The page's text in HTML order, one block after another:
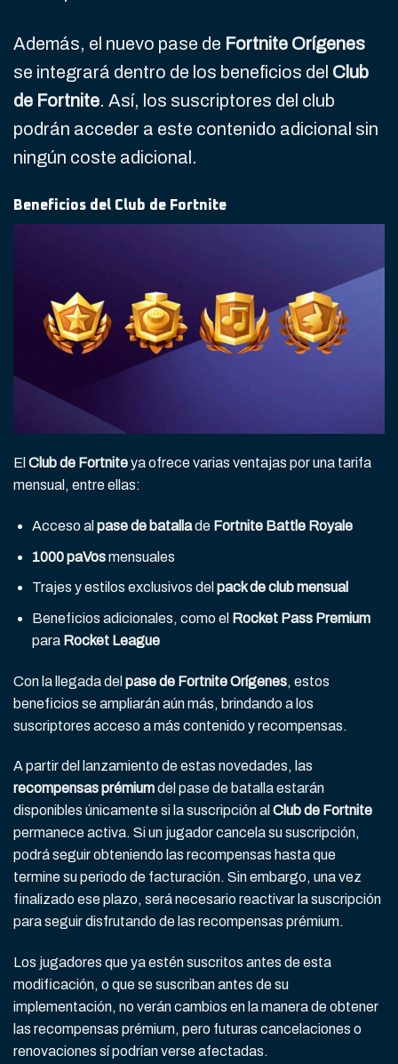
Además, el nuevo pase de Fortnite Orígenes
se integrará dentro de los beneficios del Club
de Fortnite. Así, los suscriptores del club
podrán acceder a este contenido adicional sin
ningún coste adicional.
Beneficios del Club de Fortnite
El Club de Fortniteya ofrece varias ventajas por una tarifa
mensual, entre ellas:
Acceso al pase de batallade Fortnite Battle Royale
1000 paVosmensuales
Trajes y estilos exclusivos del pack de club mensual
Beneficios adicionales, como el Rocket Pass Premium
para Rocket League
Con la llegada del pase de Fortnite Orígenes, estos
beneficios se ampliarán aún más, brindando a los
suscriptores acceso a más contenido y recompensas.
A partir del lanzamiento de estas novedades, las
recompensas prémiumdel pase de batalla estarán
disponibles únicamente si la suscripción al Club de Fortnite
permanece activa. Si un jugador cancela su suscripción,
podrá seguir obteniendo las recompensas hasta que
termine su periodo de facturación. Sin embargo, una vez
finalizado ese plazo, será necesario reactivar la suscripción
para seguir disfrutando de las recompensas prémium.
Los jugadores que ya estén suscritos antes de esta
modificación, o que se suscriban antes de su
implementación, no verán cambios en la manera de obtener
las recompensas prémium, pero futuras cancelaciones o
renovaciones sí podrían verse afectadas.